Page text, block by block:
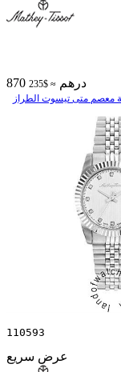
870 درهم ≈ $235
110593
عرض سريع